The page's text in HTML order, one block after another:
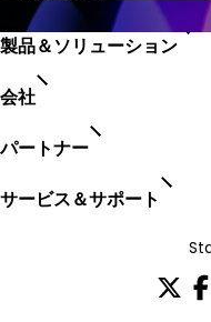
製品＆ソリューション
会社
パートナー
サービス＆サポート